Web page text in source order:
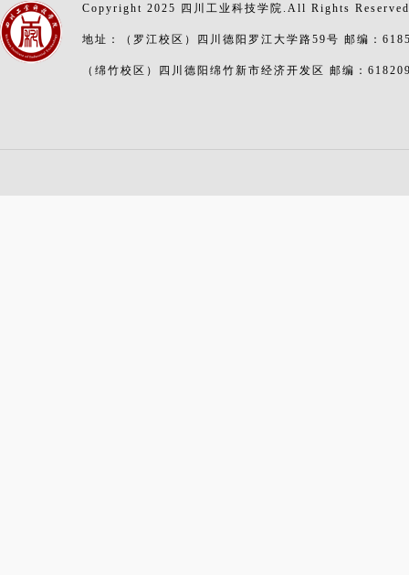
Copyright 2025 四川工业科技学院.All Rights
地址：（罗江校区）四川德阳罗江大学路59号 邮编：
（绵竹校区）四川德阳绵竹新市经济开发区 邮编：